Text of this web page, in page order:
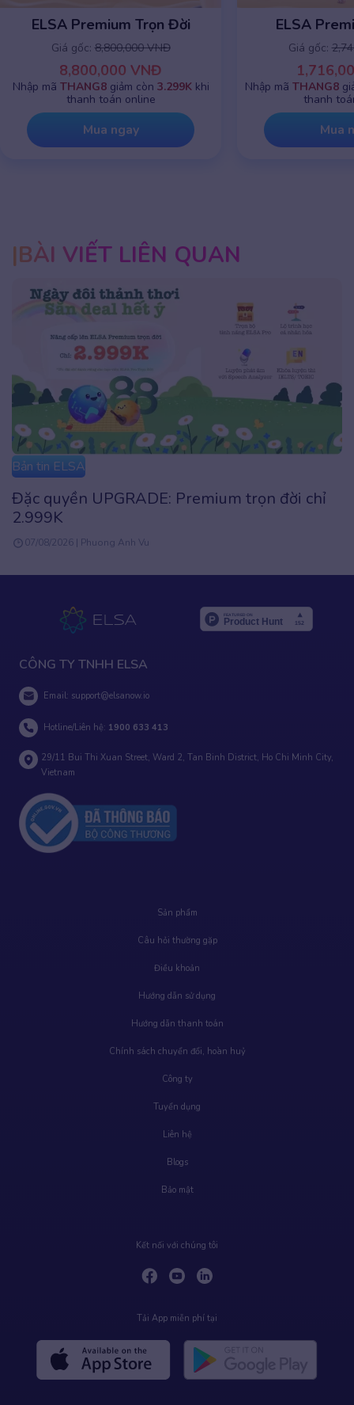
ELSA Premium 1 năm
Giá gốc:2,745,000 VNĐ
1,716,000 VNĐ
Nhập mã THANG8giảm chỉ còn799Kkhi
thanh toán online
Mua ngay
ELSA
Giá gốc:
Nhập mãTHANG8
thanh
Mua
BÀI VIẾT LIÊN QUAN
Bản tin ELSA
8.8 deal tới, trình phơi phới: Săn deal tới 5
TRIỆU với ELSA Speak
07/08/2026 | Admin
CÔNG TY TNHH ELSA
Email: support@elsanow.io
Hotline/Liên hệ: 1900 633 413
29/11 Bui Thi Xuan Street, Ward 2, Tan Binh District, Ho Chi Minh City,
Vietnam
Sản phẩm
Câu hỏi thường gặp
Điều khoản
Hướng dẫn sử dụng
Hướng dẫn thanh toán
Chính sách chuyển đổi, hoàn huỷ
Công ty
Tuyển dụng
Liên hệ
Blogs
Bảo mật
Kết nối với chúng tôi
Tải App miễn phí tại